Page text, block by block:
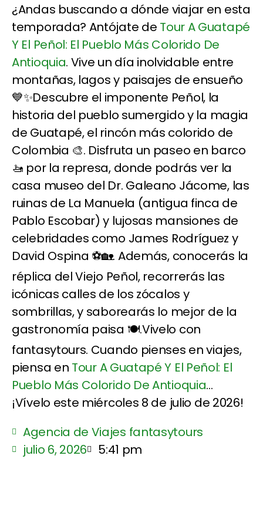
¿Andas buscando a dónde viajar en esta
temporada? Antójate de Tour A Guatapé
Y El Peñol: El Pueblo Más Colorido De
Antioquia. Vive un día inolvidable entre
montañas, lagos y paisajes de ensueño
💙✨Descubre el imponente Peñol, la
historia del pueblo sumergido y la magia
de Guatapé, el rincón más colorido de
Colombia 🎨. Disfruta un paseo en barco
🚤 por la represa, donde podrás ver la
casa museo del Dr. Galeano Jácome, las
ruinas de La Manuela (antigua finca de
Pablo Escobar) y lujosas mansiones de
celebridades como James Rodríguez y
David Ospina ⚽🏡. Además, conocerás la
réplica del Viejo Peñol, recorrerás las
icónicas calles de los zócalos y
sombrillas, y saborearás lo mejor de la
gastronomía paisa 🍽️.Vivelo con
fantasytours. Cuando pienses en viajes,
piensa en Tour A Guatapé Y El Peñol: El
Pueblo Más Colorido De Antioquia...
¡Vívelo este miércoles 8 de julio de 2026!
Agencia de Viajes fantasytours
julio 6, 2026
5:41 pm